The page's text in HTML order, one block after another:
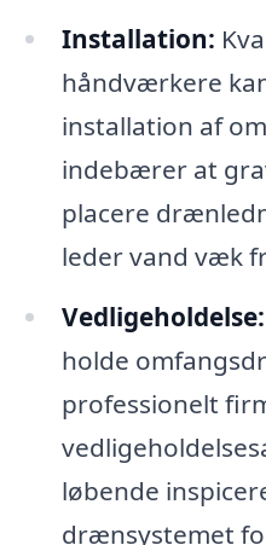
Installation:
håndværkere
installation af
indebærer at
placere
leder vand væk
Vedligeholdelse:
holde
professionelt
løbende
drænsystemet